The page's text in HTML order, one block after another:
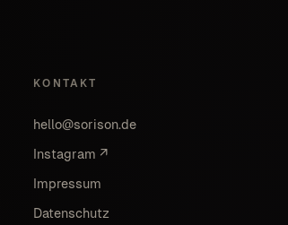
KONTAKT
hello@sorison.de
Instagram ↗
Impressum
Datenschutz